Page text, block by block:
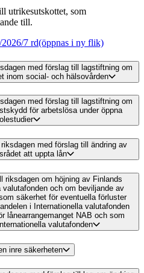
utrikesutskottet, som
till.
7 rd(öppnas i ny flik)
med förslag till lagstiftning om
inom social- och hälsovården
med förslag till lagstiftning om
för arbetslösa under öppna
med förslag till ändring av
att uppta lån
riksdagen om höjning av Finlands
och om beviljande av
säkerhet för eventuella förluster
i Internationella valutafonden
lånearrangemanget NAB och som
valutafonden
inre säkerheten